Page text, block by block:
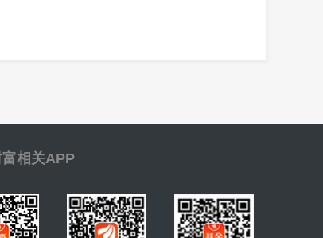
相关APP